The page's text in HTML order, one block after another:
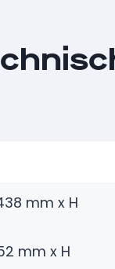
mm x H
mm x H